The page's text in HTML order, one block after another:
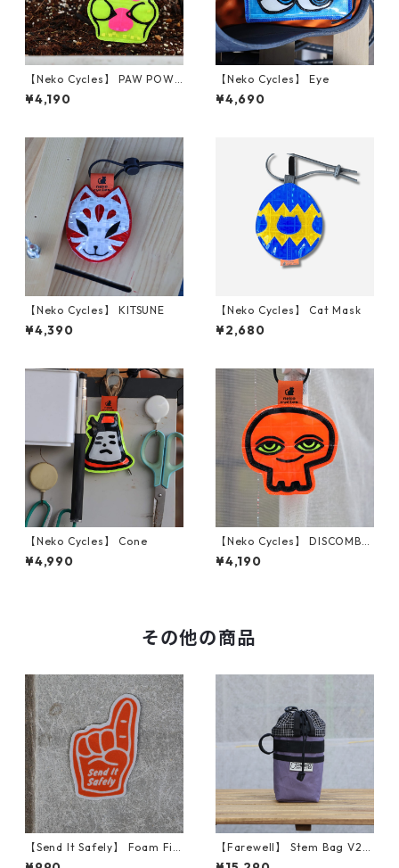
【Neko Cycles】 PAW POWE
R
¥4,190
【Neko Cycles】 Eye
¥4,690
【Neko Cycles】 KITSUNE
¥4,390
【Neko Cycles】 Cat Mask
¥2,680
【Neko Cycles】 Cone
¥4,990
【Neko Cycles】 DISCOMBO
BULATED
¥4,190
その他の商品
【Send It Safely】 Foam Fin
ger Reflective
【Farewell】 Stem Bag V2
（Plum RX30）